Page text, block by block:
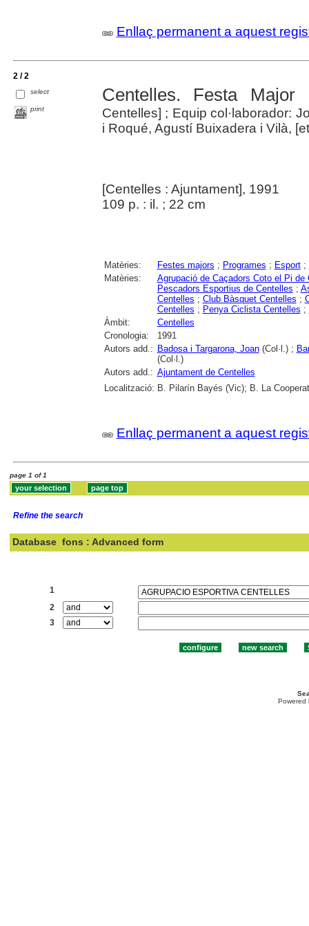
Enllaç permanent a aquest
2 / 2
select
print
Centelles. Festa Major
Centelles] ; Equip col·laborador:
i Roqué, Agustí Buixadera i Vilà,
[Centelles : Ajuntament], 1991
109 p. : il. ; 22 cm
Matèries: Festes majors ; Programes ; Esport;
Matèries:
Agrupació de Caçadors Coto el Pi de
Pescadors Esportius de Centelles ;
Centelles ; Club Bàsquet Centelles ;
Centelles ; Penya Ciclista Centelles ;
Àmbit:
Centelles
Cronologia:
1991
Autors add.: Badosa i Targarona, Joan(Col·l.) ;
(Col·l.)
Autors add.: Ajuntament de Centelles
Localització: B. Pilarín Bayés (Vic); B. La
Enllaç permanent a aquest
page 1 of 1
Refine the search
Database fons : Advanced form
1
2
3
Powered